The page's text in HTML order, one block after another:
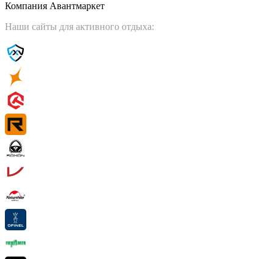
Компания Авантмаркет
Наши сайты для активного отдыха: